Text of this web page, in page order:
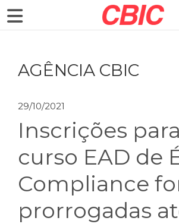
AGÊNCIA CBIC
29/10/2021
Inscrições
curso EAD de
Compliance
prorrogadas